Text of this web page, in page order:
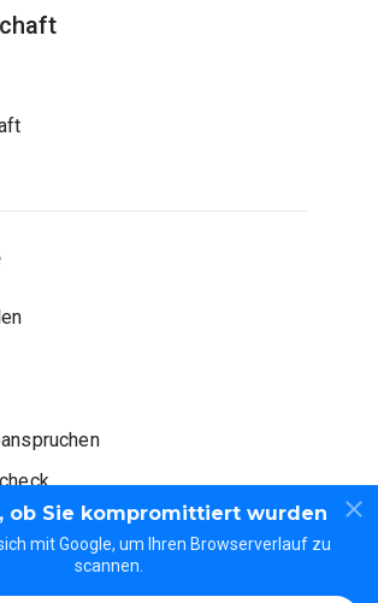
ob Sie kompromittiert wurden
mit Google, um Ihren Browserverlauf zu
scannen.